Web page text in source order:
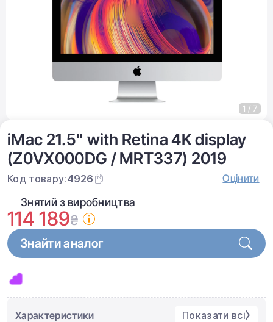
iMac 21.5" with Retina 4K display
(Z0VX000DG / MRT337) 2019
Код товару:4926 Оцінити
Знятий з виробництва
114 189₴
Знайти аналог
Характеристики Показати всі
1 / 7